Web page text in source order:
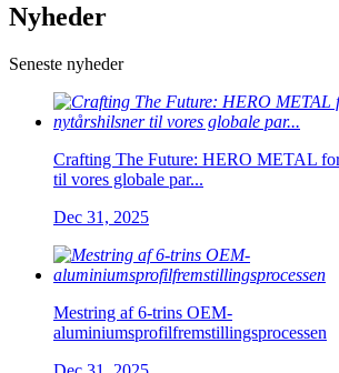
Nyheder
Seneste nyheder
Crafting The Future: HERO METAL
til vores globale par...
Dec 31, 2025
Mestring af 6-trins OEM-
aluminiumsprofilfremstillingsprocessen